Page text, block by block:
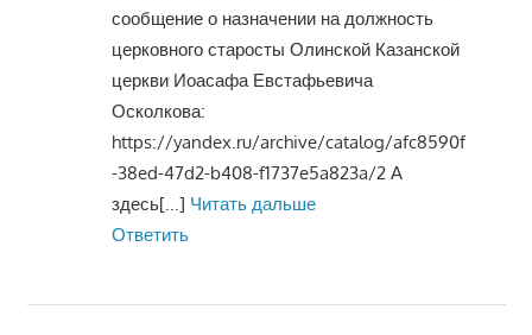
сообщение о назначении на должность
церковного старосты Олинской Казанской
церкви Иоасафа Евстафьевича
Осколкова:
https://yandex.ru/archive/catalog/afc8590f
-38ed-47d2-b408-f1737e5a823a/2 А
здесь[...] Читать дальше
Ответить